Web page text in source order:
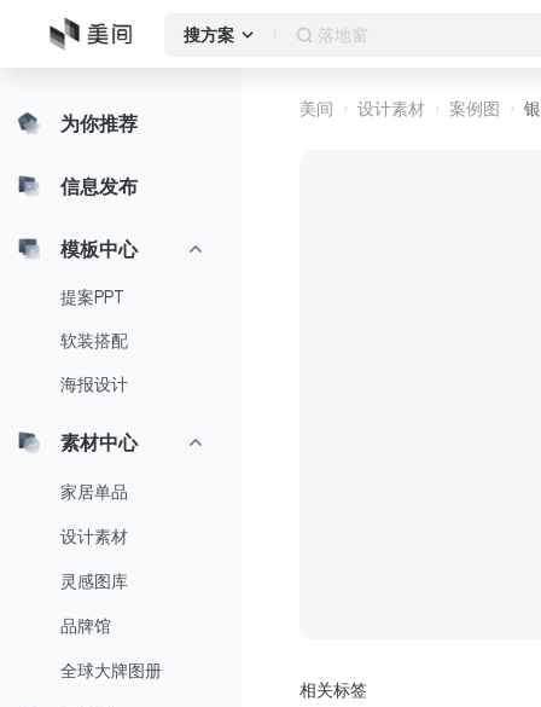
搜方案 客厅
为你推荐
信息发布
模板中心
提案PPT
软装搭配
海报设计
素材中心
家居单品
设计素材
灵感图库
品牌馆
全球大牌图册
美间 设计素材 案例图
相关标签